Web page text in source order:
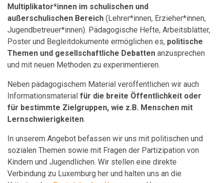
Multiplikator*innen im schulischen und
außerschulischen Bereich (Lehrer*innen, Erzieher*innen,
Jugendbetreuer*innen). Pädagogische Hefte, Arbeitsblätter,
Poster und Begleitdokumente ermöglichen es, politische
Themen und gesellschaftliche Debatten anzusprechen
und mit neuen Methoden zu experimentieren.
Neben pädagogischem Material veröffentlichen wir auch
Informationsmaterial für die breite Öffentlichkeit oder
für bestimmte Zielgruppen, wie z.B. Menschen mit
Lernschwierigkeiten.
In unserem Angebot befassen wir uns mit politischen und
sozialen Themen sowie mit Fragen der Partizipation von
Kindern und Jugendlichen. Wir stellen eine direkte
Verbindung zu Luxemburg her und halten uns an die